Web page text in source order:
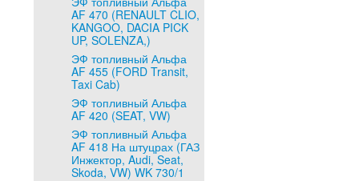
AF 470 (RENAULT CLIO,
KANGOO, DACIA PICK
UP, SOLENZA,)
ЭФ топливный Альфа
AF 455 (FORD Transit,
Taxi Cab)
ЭФ топливный Альфа
AF 420 (SEAT, VW)
ЭФ топливный Альфа
AF 418 На штуцрах (ГАЗ
Инжектор, Audi, Seat,
Skoda, VW) WK 730/1